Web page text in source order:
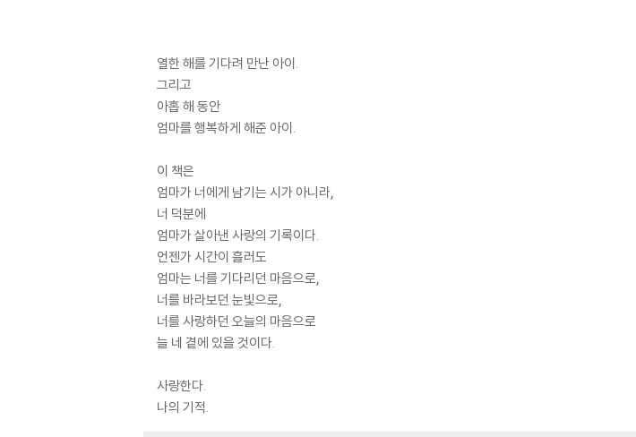
열한 해를 기다려 만난 아이.
그리고
아홉 해 동안
엄마를 행복하게 해준 아이.
이 책은
엄마가 너에게 남기는 시가 아니라,
너 덕분에
엄마가 살아낸 사랑의 기록이다.
언젠가 시간이 흘러도
엄마는 너를 기다리던 마음으로,
너를 바라보던 눈빛으로,
너를 사랑하던 오늘의 마음으로
늘 네 곁에 있을 것이다.
사랑한다.
나의 기적.